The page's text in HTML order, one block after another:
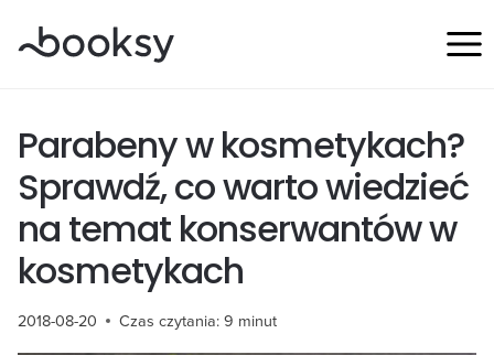
do
Parabeny w kosmetykach?
Sprawdź, co warto wiedzieć
na temat konserwantów w
kosmetykach
2018-08-20 Czas czytania:9 minut